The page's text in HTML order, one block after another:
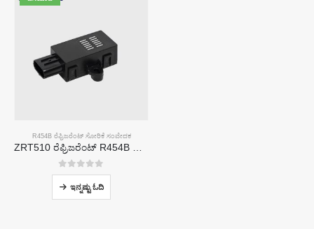
R454B ರೆಫ್ರಿಜರೆಂಟ್ ಸೋರಿಕೆ ಸಂವೇದಕ
05 ರಲ್ಲಿ
ಇನ್ನಷ್ಟು ಓದಿ